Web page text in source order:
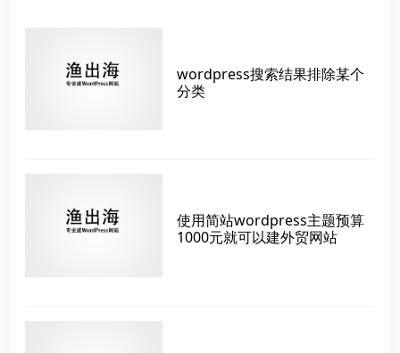
wordpress搜索结果排除某个
分类
使用简站wordpress主题预算
1000元就可以建外贸网站